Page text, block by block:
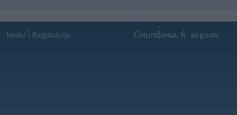
Ienākt Reģistrācija Ceturtdiena, 6. augusts